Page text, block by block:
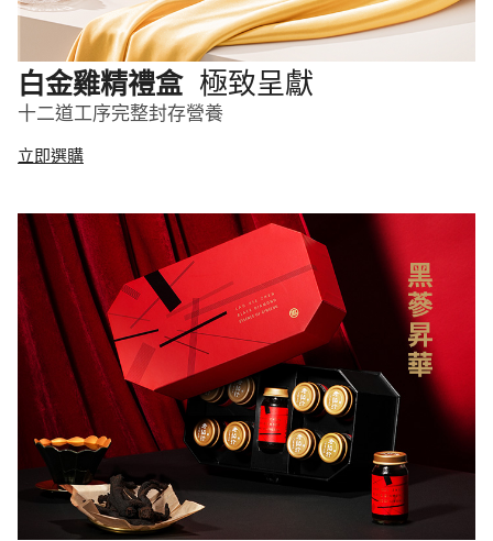
白金雞精禮盒 極致呈獻
十二道工序完整封存營養
立即選購